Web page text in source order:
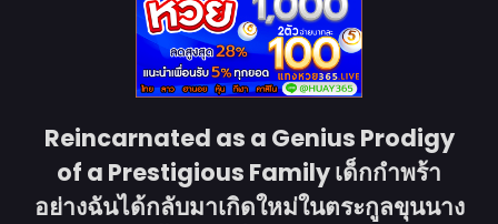
Reincarnated as a Genius Prodigy
of a Prestigious Family เด็กกำพร้า
อย่างฉันได้กลับมาเกิดใหม่ในตระกูลขุนนาง